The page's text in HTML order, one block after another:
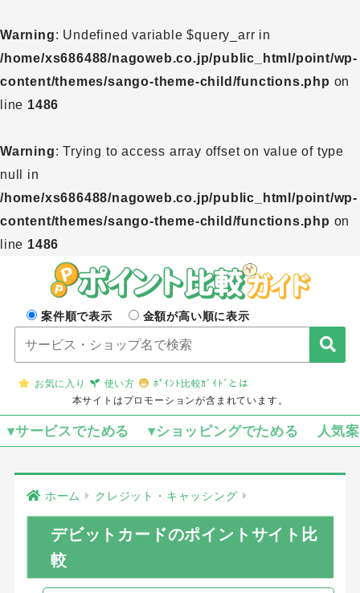
Warning: Undefined variable $query_arr in
/home/xs686488/nagoweb.co.jp/public_html/point/wp-
content/themes/sango-theme-child/functions.php on
line 1486
Warning: Trying to access array offset on value of type
null in
/home/xs686488/nagoweb.co.jp/public_html/point/wp-
content/themes/sango-theme-child/functions.php on
line 1486
案件順で表示 金額が高い順に表示
お気に入り 使い方
ﾎﾟｲﾝﾄ比較ｶﾞｲﾄﾞとは
本サイトはプロモーションが含まれています。
▾サービスでためる ▾ショッピングでためる 人気
ホーム クレジット・キャッシング
デビットカードのポイントサイト比
較